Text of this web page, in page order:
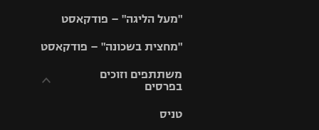
"מעל הליגה" – פודקאסט
"מחצית בשכונה" – פודקאסט
משתתפים וזוכים
בפרסים
טניס